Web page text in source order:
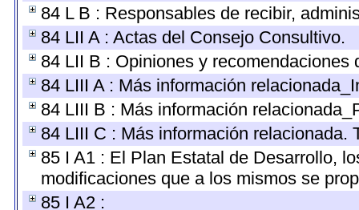
84 L B : Responsables de recibir,
84 LII A : Actas del Consejo Consultivo.
84 LII B : Opiniones y recomendaciones
84 LIII A : Más información
84 LIII B : Más información
84 LIII C : Más información relacionada.
85 I A1 : El Plan Estatal de Desarrollo,
modificaciones que a los mismos se
85 I A2 :